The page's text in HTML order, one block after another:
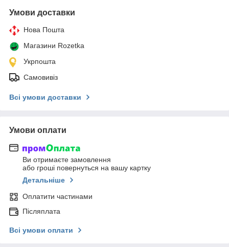
Умови доставки
Нова Пошта
Магазини Rozetka
Укрпошта
Самовивіз
Всі умови доставки
Умови оплати
Ви отримаєте замовлення
або гроші повернуться на вашу картку
Детальніше
Оплатити частинами
Післяплата
Всі умови оплати